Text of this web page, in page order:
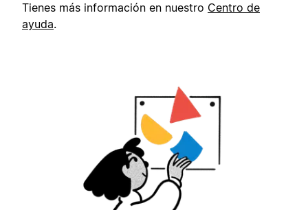
Tienes más información en nuestro Centro de
ayuda.